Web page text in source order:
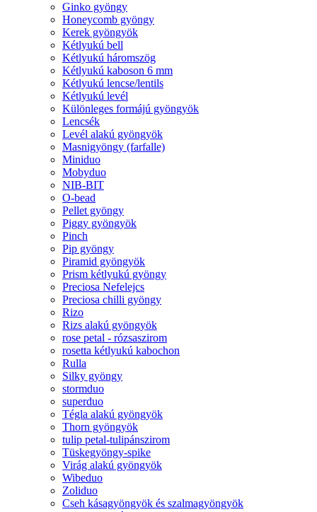
Ginko gyöngy
Honeycomb gyöngy
Kerek gyöngyök
Kétlyukú bell
Kétlyukú háromszög
Kétlyukú kaboson 6 mm
Kétlyukú lencse/lentils
Kétlyukú levél
Különleges formájú gyöngyök
Lencsék
Levél alakú gyöngyök
Masnigyöngy (farfalle)
Miniduo
Mobyduo
NIB-BIT
O-bead
Pellet gyöngy
Piggy gyöngyök
Pinch
Pip gyöngy
Piramid gyöngyök
Prism kétlyukú gyöngy
Preciosa Nefelejcs
Preciosa chilli gyöngy
Rizo
Rizs alakú gyöngyök
rose petal - rózsaszirom
rosetta kétlyukú kabochon
Rulla
Silky gyöngy
stormduo
superduo
Tégla alakú gyöngyök
Thorn gyöngyök
tulip petal-tulipánszirom
Tüskegyöngy-spike
Virág alakú gyöngyök
Wibeduo
Zoliduo
Cseh kásagyöngyök és szalmagyöngyök